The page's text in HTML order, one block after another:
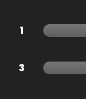
1
3